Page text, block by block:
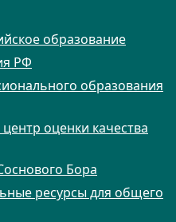
образование
РФ
образования
оценки качества
Бора
ресурсы для общего